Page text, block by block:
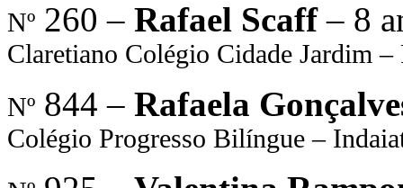
Nº 260 – Rafael Scaff– 8
Claretiano Colégio Cidade Jardim
Nº 844 – Rafaela
Colégio Progresso Bilíngue –